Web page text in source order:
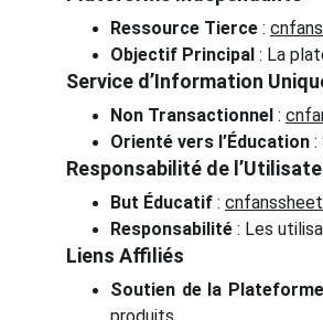
Ressource Tierce :
Objectif Principal : La
Service d’Information
Non Transactionnel :
Orienté vers l’Éducation :
Responsabilité de
But Éducatif :
Responsabilité : Les
Liens Affiliés
Soutien de la Plateforme